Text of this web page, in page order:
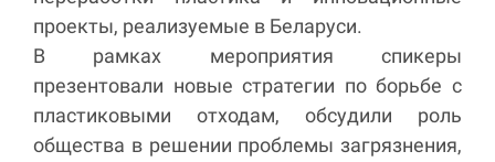
проекты, реализуемые в Беларуси.
В рамках мероприятия спикеры
презентовали новые стратегии по борьбе с
пластиковыми отходам, обсудили роль
общества в решении проблемы загрязнения,